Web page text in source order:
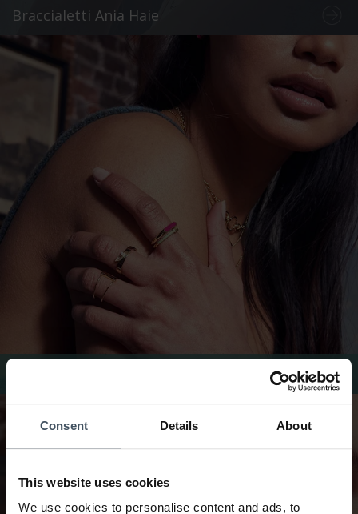
Consent Details About
This website uses cookies
We use cookies to personalise content and ads, to
Braccialetti Ania Haie